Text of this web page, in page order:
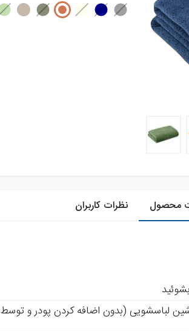
محصول نظرات کاربران
لباسشویی (بدون اضافه کردن پودر و